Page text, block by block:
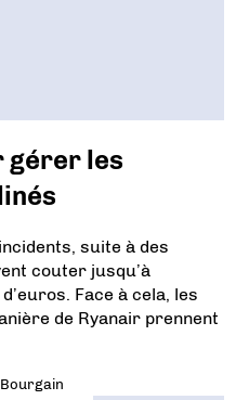
gérer les
suite à des
couter jusqu’à
Face à cela, les
de Ryanair prennent